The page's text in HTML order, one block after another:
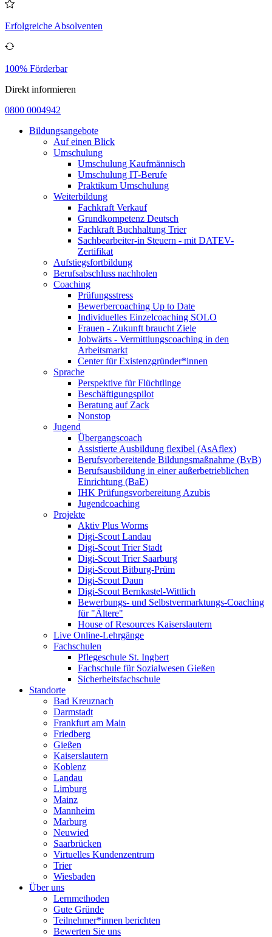
Erfolgreiche Absolventen
100% Förderbar
Direkt informieren
0800 0004942
Bildungsangebote
Auf einen Blick
Umschulung
Umschulung Kaufmännisch
Umschulung IT-Berufe
Praktikum Umschulung
Weiterbildung
Fachkraft Verkauf
Grundkompetenz Deutsch
Fachkraft Buchhaltung Trier
Sachbearbeiter-in Steuern - mit DATEV-
Zertifikat
Aufstiegsfortbildung
Berufsabschluss nachholen
Coaching
Prüfungsstress
Bewerbercoaching Up to Date
Individuelles Einzelcoaching SOLO
Frauen - Zukunft braucht Ziele
Jobwärts - Vermittlungscoaching in den
Arbeitsmarkt
Center für Existenzgründer*innen
Sprache
Perspektive für Flüchtlinge
Beschäftigungspilot
Beratung auf Zack
Nonstop
Jugend
Übergangscoach
Assistierte Ausbildung flexibel (AsAflex)
Berufsvorbereitende Bildungsmaßnahme (BvB)
Berufsausbildung in einer außerbetrieblichen
Einrichtung (BaE)
IHK Prüfungsvorbereitung Azubis
Jugendcoaching
Projekte
Aktiv Plus Worms
Digi-Scout Landau
Digi-Scout Trier Stadt
Digi-Scout Trier Saarburg
Digi-Scout Bitburg-Prüm
Digi-Scout Daun
Digi-Scout Bernkastel-Wittlich
Bewerbungs- und Selbstvermarktungs-Coaching
für "Ältere"
House of Resources Kaiserslautern
Live Online-Lehrgänge
Fachschulen
Pflegeschule St. Ingbert
Fachschule für Sozialwesen Gießen
Sicherheitsfachschule
Standorte
Bad Kreuznach
Darmstadt
Frankfurt am Main
Friedberg
Gießen
Kaiserslautern
Koblenz
Landau
Limburg
Mainz
Mannheim
Marburg
Neuwied
Saarbrücken
Virtuelles Kundenzentrum
Trier
Wiesbaden
Über uns
Lernmethoden
Gute Gründe
Teilnehmer*innen berichten
Bewerten Sie uns